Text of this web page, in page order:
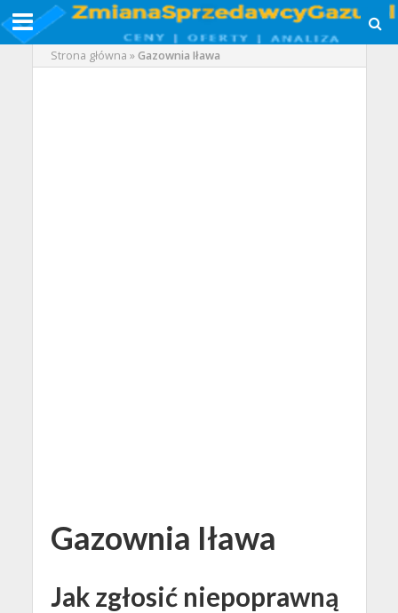
Strona główna »Gazownia Iława
Gazownia Iława
Jak zgłosić niepoprawną